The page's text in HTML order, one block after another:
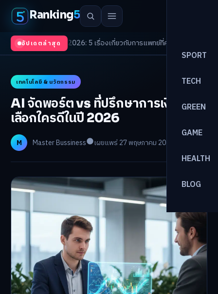
Ranking5
SPORT
TECH
GREEN
GAME
HEALTH
BLOG
อัปเดตล่าสุด
2026: 5 เรื่องเกี่ยวกับการแพทย์ที่ควรรู้/ดอกเบี้ยขาขึ้นรอบใหม่! จั
เทคโนโลยี & นวัตกรรม
AI จัดพอร์ต vs ที่ปรึกษาการเงิน:
เลือกใครดีในปี 2026
M Master Bussiness เผยแพร่ 27 พฤษภาคม 2026